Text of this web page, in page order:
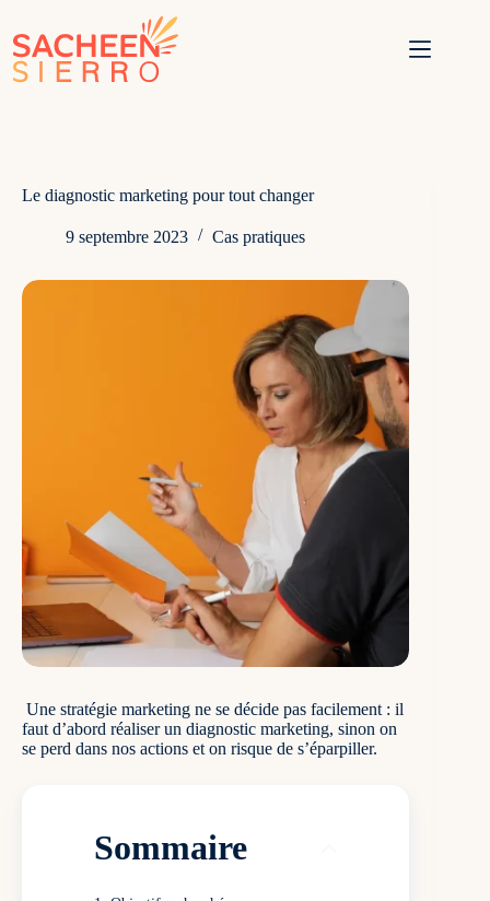
contenu
Le diagnostic marketing pour tout changer
9 septembre 2023 Cas pratiques
Une stratégie marketing ne se décide pas facilement : il
faut d’abord réaliser un diagnostic marketing, sinon on
se perd dans nos actions et on risque de s’éparpiller.
Sommaire